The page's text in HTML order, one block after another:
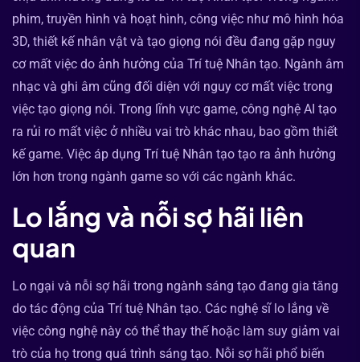
phim, truyền hình và hoạt hình, công việc như mô hình hóa
3D, thiết kế nhân vật và tạo giọng nói đều đang gặp nguy
cơ mất việc do ảnh hưởng của Trí tuệ Nhân tạo. Ngành âm
nhạc và ghi âm cũng đối diện với nguy cơ mất việc trong
việc tạo giọng nói. Trong lĩnh vực game, công nghệ AI tạo
ra rủi ro mất việc ở nhiều vai trò khác nhau, bao gồm thiết
kế game. Việc áp dụng Trí tuệ Nhân tạo tạo ra ảnh hưởng
lớn hơn trong ngành game so với các ngành khác.
Lo lắng và nỗi sợ hãi liên
quan
Lo ngại và nỗi sợ hãi trong ngành sáng tạo đang gia tăng
do tác động của Trí tuệ Nhân tạo. Các nghệ sĩ lo lắng về
việc công nghệ này có thể thay thế hoặc làm suy giảm vai
trò của họ trong quá trình sáng tạo. Nỗi sợ hãi phổ biến